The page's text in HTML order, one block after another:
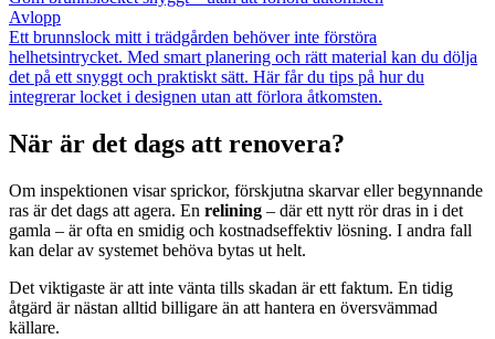
Avlopp
Ett brunnslock mitt i trädgården behöver inte förstöra
helhetsintrycket. Med smart planering och rätt material kan du dölja
det på ett snyggt och praktiskt sätt. Här får du tips på hur du
integrerar locket i designen utan att förlora åtkomsten.
När är det dags att renovera?
Om inspektionen visar sprickor, förskjutna skarvar eller begynnande
ras är det dags att agera. En relining – där ett nytt rör dras in i det
gamla – är ofta en smidig och kostnadseffektiv lösning. I andra fall
kan delar av systemet behöva bytas ut helt.
Det viktigaste är att inte vänta tills skadan är ett faktum. En tidig
åtgärd är nästan alltid billigare än att hantera en översvämmad
källare.